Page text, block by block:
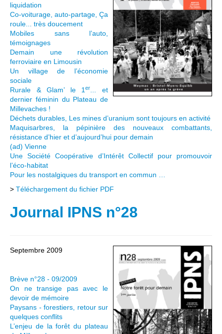
liquidation
Co-voiturage, auto-partage, Ça
roule... très doucement
Mobiles sans l’auto,
témoignages
Demain une révolution
ferroviaire en Limousin
Un village de l’économie
sociale
Rurale & Glam’ le 1er
... et
dernier féminin du Plateau de
Millevaches !
Déchets durables, Les mines d’uranium sont toujours en activité
Maquisarbres, la pépinière des nouveaux combattants,
résistance d’hier et d’aujourd’hui pour demain
(ad) Vienne
Une Société Coopérative d’Intérêt Collectif pour promouvoir
l’éco-habitat
Pour les nostalgiques du transport en commun …
> Téléchargement du fichier PDF
Journal IPNS n°28
Septembre 2009
Brève n°28 - 09/2009
On ne transige pas avec le
devoir de mémoire
Paysans - forestiers, retour sur
quelques conflits
L’enjeu de la forêt du plateau